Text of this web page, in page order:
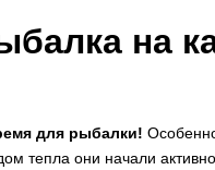
на
для рыбалки!
тепла они начали